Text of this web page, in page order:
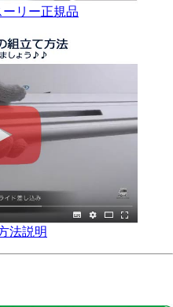
ーリー正規品
法説明